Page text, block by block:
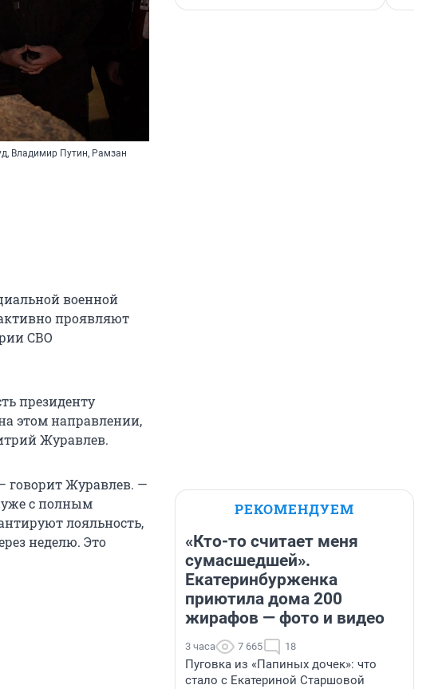
Владимир Путин, Рамзан
военной
проявляют
СВО
президенту
этом направлении,
Журавлев.
говорит Журавлев. —
уже с полным
лояльность,
неделю. Это
РЕКОМЕНДУЕМ
«Кто-то считает меня
сумасшедшей».
Екатеринбурженка
приютила дома 200
жирафов — фото и видео
3 часа 7 665 18
Пуговка из «Папиных дочек»: что
стало с Екатериной Старшовой